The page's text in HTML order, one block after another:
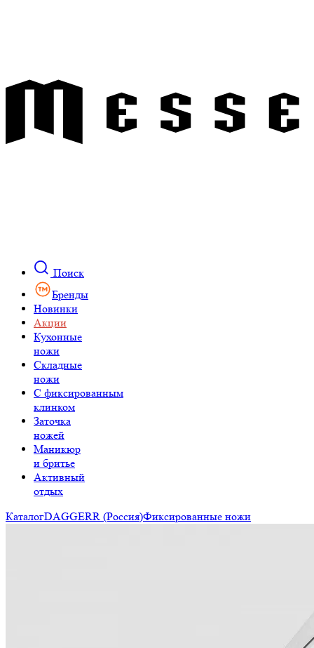
Поиск
Бренды
Новинки
Акции
Кухонные
ножи
Складные
ножи
C фиксированным
клинком
Заточка
ножей
Маникюр
и бритье
Активный
отдых
КаталогDAGGERR (Россия)Фиксированные ножи